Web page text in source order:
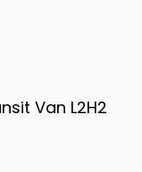
Van L2H2